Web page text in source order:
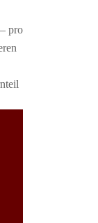
pro